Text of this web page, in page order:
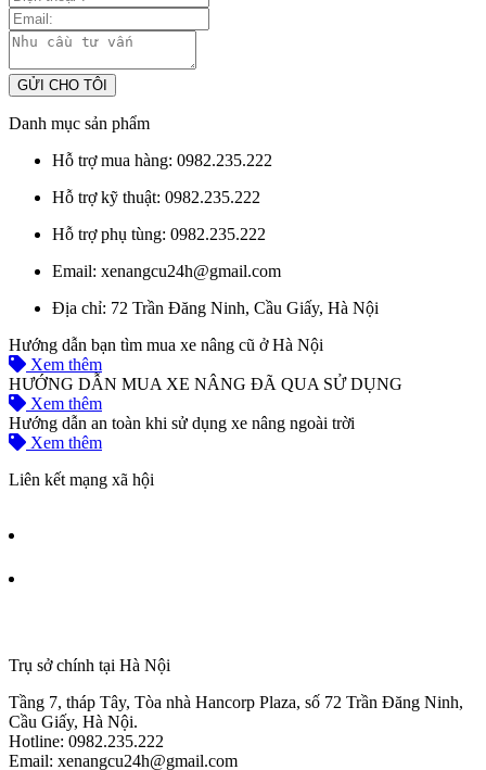
Danh mục sản phẩm
Hỗ trợ mua hàng: 0982.235.222
Hỗ trợ kỹ thuật: 0982.235.222
Hỗ trợ phụ tùng: 0982.235.222
Email: xenangcu24h@gmail.com
Địa chỉ: 72 Trần Đăng Ninh, Cầu Giấy, Hà Nội
Hướng dẫn bạn tìm mua xe nâng cũ ở Hà Nội
Xem thêm
HƯỚNG DẪN MUA XE NÂNG ĐÃ QUA SỬ DỤNG
Xem thêm
Hướng dẫn an toàn khi sử dụng xe nâng ngoài trời
Xem thêm
Liên kết mạng xã hội
Trụ sở chính tại Hà Nội
Tầng 7, tháp Tây, Tòa nhà Hancorp Plaza, số 72 Trần Đăng Ninh,
Cầu Giấy, Hà Nội.
Hotline: 0982.235.222
Email: xenangcu24h@gmail.com